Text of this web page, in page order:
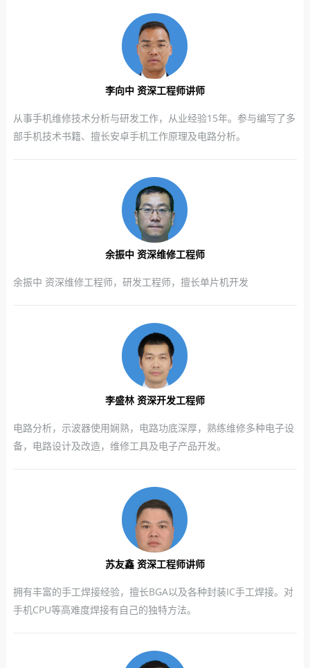
李向中 资深工程师讲师
从事手机维修技术分析与研发工作，从业经验15年。参与编写了多
部手机技术书籍、擅长安卓手机工作原理及电路分析。
余振中 资深维修工程师
余振中 资深维修工程师，研发工程师，擅长单片机开发
李盛林 资深开发工程师
电路分析，示波器使用娴熟，电路功底深厚，熟练维修多种电子设
备，电路设计及改造，维修工具及电子产品开发。
苏友鑫 资深工程师讲师
拥有丰富的手工焊接经验，擅长BGA以及各种封装IC手工焊接。对
手机CPU等高难度焊接有自己的独特方法。